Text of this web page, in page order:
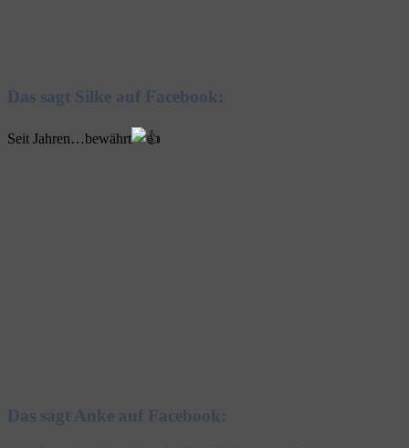
Das sagt Silke auf Facebook:
Seit Jahren…bewährt
Das sagt Anke auf Facebook: